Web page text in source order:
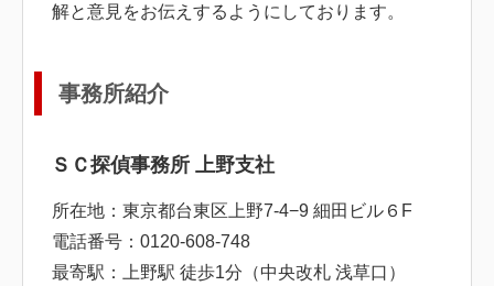
解と意見をお伝えするようにしております。
事務所紹介
ＳＣ探偵事務所 上野支社
所在地：東京都台東区上野7-4−9 細田ビル６F
電話番号：0120-608-748
最寄駅：上野駅 徒歩1分（中央改札 浅草口）